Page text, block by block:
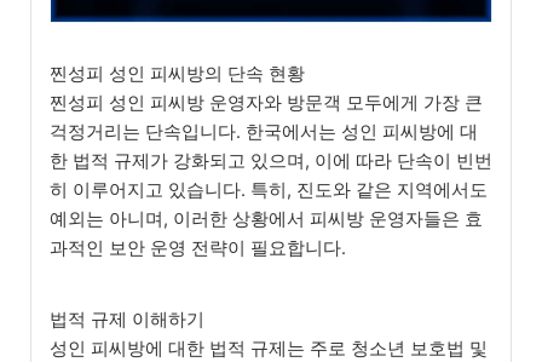
찐성피 성인 피씨방의 단속 현황
찐성피 성인 피씨방 운영자와 방문객 모두에게 가장 큰
걱정거리는 단속입니다. 한국에서는 성인 피씨방에 대
한 법적 규제가 강화되고 있으며, 이에 따라 단속이 빈번
히 이루어지고 있습니다. 특히, 진도와 같은 지역에서도
예외는 아니며, 이러한 상황에서 피씨방 운영자들은 효
과적인 보안 운영 전략이 필요합니다.
법적 규제 이해하기
성인 피씨방에 대한 법적 규제는 주로 청소년 보호법 및